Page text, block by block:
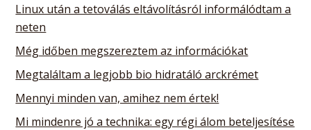
Linux után a tetoválás eltávolításról informálódtam a
neten
Még időben megszereztem az információkat
Megtaláltam a legjobb bio hidratáló arckrémet
Mennyi minden van, amihez nem értek!
Mi mindenre jó a technika: egy régi álom beteljesítése